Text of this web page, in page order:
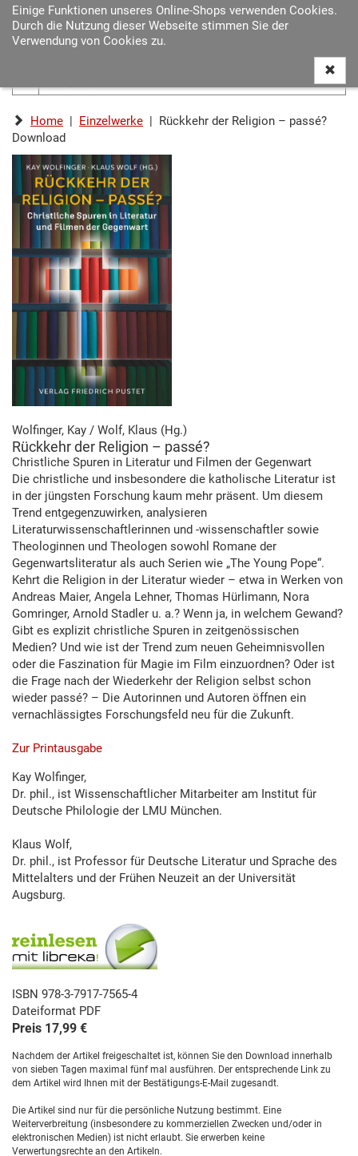
Einige Funktionen unseres Online-Shops verwenden Cookies.
Durch die Nutzung dieser Webseite stimmen Sie der
Verwendung von Cookies zu.
Home | Einzelwerke | Rückkehr der Religion – passé?
Download
Wolfinger, Kay / Wolf, Klaus (Hg.)
Rückkehr der Religion – passé?
Christliche Spuren in Literatur und Filmen der Gegenwart
Die christliche und insbesondere die katholische Literatur ist
in der jüngsten Forschung kaum mehr präsent. Um diesem
Trend entgegenzuwirken, analysieren
Literaturwissenschaftlerinnen und -wissenschaftler sowie
Theologinnen und Theologen sowohl Romane der
Gegenwartsliteratur als auch Serien wie „The Young Pope“.
Kehrt die Religion in der Literatur wieder – etwa in Werken von
Andreas Maier, Angela Lehner, Thomas Hürlimann, Nora
Gomringer, Arnold Stadler u. a.? Wenn ja, in welchem Gewand?
Gibt es explizit christliche Spuren in zeitgenössischen
Medien? Und wie ist der Trend zum neuen Geheimnisvollen
oder die Faszination für Magie im Film einzuordnen? Oder ist
die Frage nach der Wiederkehr der Religion selbst schon
wieder passé? – Die Autorinnen und Autoren öffnen ein
vernachlässigtes Forschungsfeld neu für die Zukunft.
Zur Printausgabe
Kay Wolfinger,
Dr. phil., ist Wissenschaftlicher Mitarbeiter am Institut für
Deutsche Philologie der LMU München.
Klaus Wolf,
Dr. phil., ist Professor für Deutsche Literatur und Sprache des
Mittelalters und der Frühen Neuzeit an der Universität
Augsburg.
ISBN 978-3-7917-7565-4
Dateiformat PDF
Preis 17,99 €
Nachdem der Artikel freigeschaltet ist, können Sie den Download innerhalb
von sieben Tagen maximal fünf mal ausführen. Der entsprechende Link zu
dem Artikel wird Ihnen mit der Bestätigungs-E-Mail zugesandt.
Die Artikel sind nur für die persönliche Nutzung bestimmt. Eine
Weiterverbreitung (insbesondere zu kommerziellen Zwecken und/oder in
elektronischen Medien) ist nicht erlaubt. Sie erwerben keine
Verwertungsrechte an den Artikeln.